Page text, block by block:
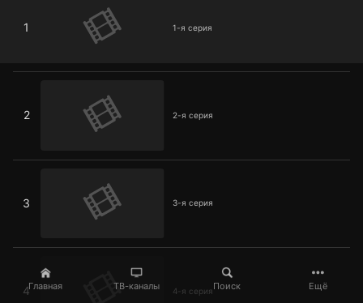
Главная ТВ-каналы Поиск Ещё
1 1-я серия
2 2-я серия
3 3-я серия
4 4-я серия